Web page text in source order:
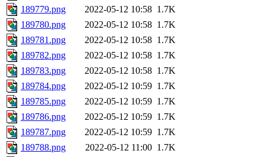
189779.png
2022-05-12 10:58 1.7K
189780.png
2022-05-12 10:58 1.7K
189781.png
2022-05-12 10:58 1.7K
189782.png
2022-05-12 10:58 1.7K
189783.png
2022-05-12 10:58 1.7K
189784.png
2022-05-12 10:59 1.7K
189785.png
2022-05-12 10:59 1.7K
189786.png
2022-05-12 10:59 1.7K
189787.png
2022-05-12 10:59 1.7K
189788.png
2022-05-12 11:00 1.7K